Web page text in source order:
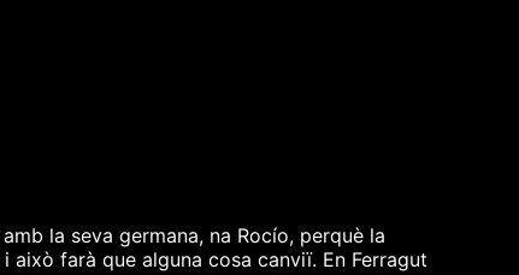
la seva germana, na Rocío, perquè la
farà que alguna cosa canviï. En Ferragut